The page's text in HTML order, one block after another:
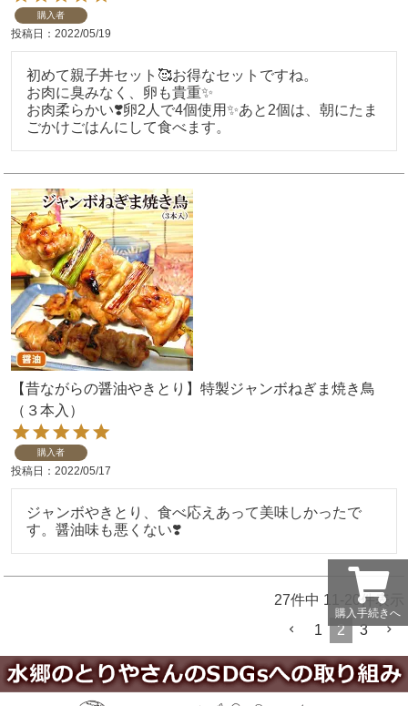
購入者
投稿日 2022/05/19
初めて親子丼セット🥰お得なセットですね。
お肉に臭みなく、卵も貴重✨
お肉柔らかい❣️卵2人で4個使用✨あと2個は、朝にたま
ごかけごはんにして食べます。
【昔ながらの醤油やきとり】特製ジャンボねぎま焼き鳥
（３本入）
購入者
投稿日 2022/05/17
ジャンボやきとり、食べ応えあって美味しかったで
す。醤油味も悪くない❣️
27件中 11 20件表示
1
2 3
購入手続きへ